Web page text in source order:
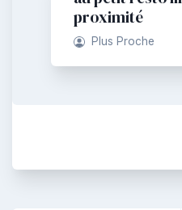
proximité
Plus Proche